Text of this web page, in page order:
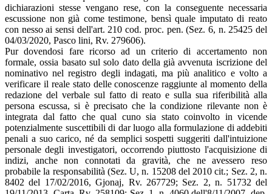
dichiarazioni stesse vengano rese, con la conseguente necessaria
escussione non già come testimone, bensì quale imputato di reato
con­ nesso ai sensi dell'art. 210 cod. proc. pen. (Sez. 6, n. 25425 del
04/03/2020, Pasco­ lini, Rv. 279606).
Pur dovendosi fare ricorso ad un criterio di accertamento non
formale, ossia basato sul solo dato della già avvenuta iscrizione del
nominativo nel registro degli indagati, ma più analitico e volto a
verificare il reale stato delle conoscenze raggiunte al momento della
redazione del verbale sul fatto di reato e sulla sua riferibilità alla
persona escussa, si è precisato che la condizione rilevante non è
integrata dal fatto che qual­ cuno sia stato coinvolto in vicende
potenzialmente suscettibili di dar luogo alla formulazione di addebiti
penali a suo carico, né da semplici sospetti suggeriti dall'intuizione
personale degli investigatori, occorrendo piuttosto l'acquisizione di
indizi, anche non connotati da gravità, che ne avessero reso
probabile la responsabilità (Sez. U, n. 15208 del 2010 cit.; Sez. 2, n.
8402 del 17/02/2016, Gjonaj, Rv. 267729; Sez. 2, n. 51732 del